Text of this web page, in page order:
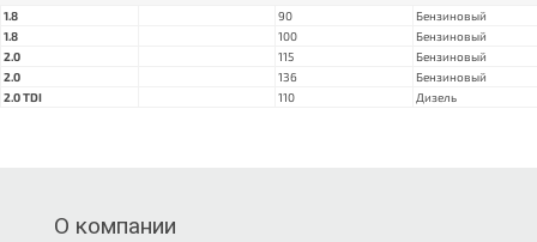
1.8
90
Бензиновый
1.8
100
Бензиновый
2.0
115
Бензиновый
2.0
136
Бензиновый
2.0 TDI
110 Дизель
О компании